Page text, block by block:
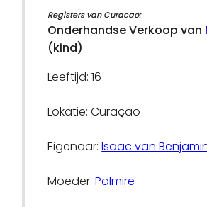
Registers van Curacao:
Onderhandse Verkoop van
(kind)
Leeftijd: 16
Lokatie: Curaçao
Eigenaar:Isaac van
Moeder:Palmire